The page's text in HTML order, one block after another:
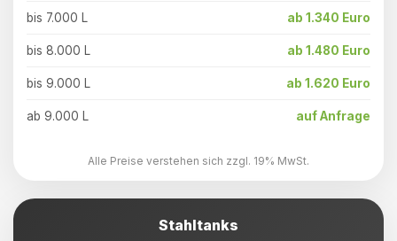
bis 7.000 L ab 1.340 Euro
bis 8.000 L ab 1.480 Euro
bis 9.000 L ab 1.620 Euro
ab 9.000 L auf Anfrage
Alle Preise verstehen sich zzgl. 19% MwSt.
Stahltanks